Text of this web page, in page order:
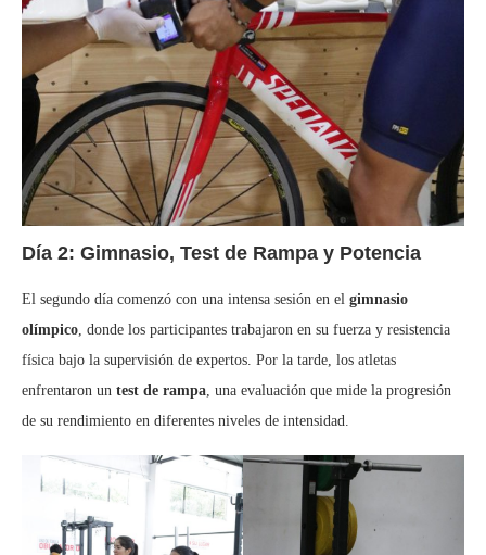
Día 2: Gimnasio, Test de Rampa y Potencia
El segundo día comenzó con una intensa sesión en el gimnasio
olímpico , donde los participantes trabajaron en su fuerza y resistencia
física bajo la supervisión de expertos. Por la tarde, los atletas
enfrentaron un test de rampa , una evaluación que mide la progresión
de su rendimiento en diferentes niveles de intensidad.